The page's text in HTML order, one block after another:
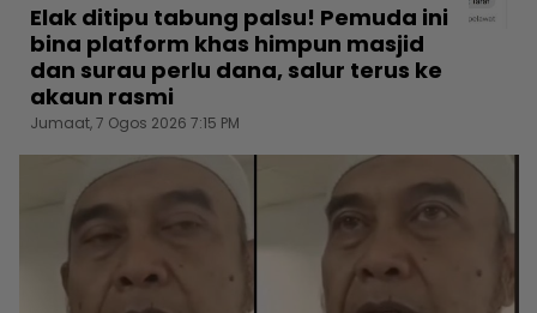
Elak ditipu tabung palsu! Pemuda ini
bina platform khas himpun masjid
dan surau perlu dana, salur terus ke
akaun rasmi
Jumaat, 7 Ogos 2026 7:15 PM